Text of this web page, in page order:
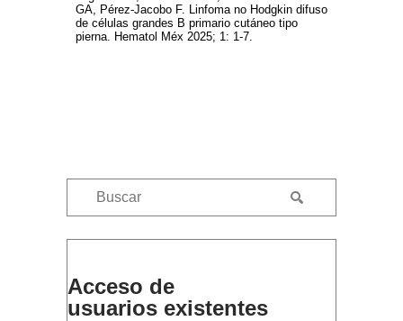
GA, Pérez-Jacobo F. Linfoma no Hodgkin difuso
de células grandes B primario cutáneo tipo
pierna. Hematol Méx 2025; 1: 1-7.
Acceso de
usuarios existentes